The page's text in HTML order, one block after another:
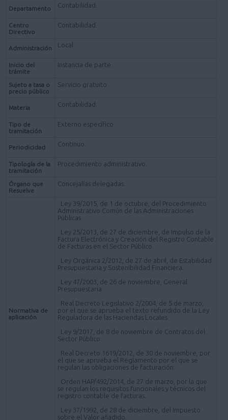
Departamento Contabilidad.
Centro
Directivo
Contabilidad.
Administración Local.
Inicio del
trámite
Instancia de parte.
Sujeto a tasa o
precio público
Servicio gratuito.
Materia Contabilidad.
Tipo de
tramitación
Externo específico.
Periodicidad Continuo.
Tipología de la
tramitación
Procedimiento administrativo.
Órgano que
Resuelve
Concejalías delegadas.
Normativa de
aplicación
· Ley 39/2015, de 1 de octubre, del Procedimiento
Administrativo Común de las Administraciones
Públicas.
· Ley 25/2013, de 27 de diciembre, de Impulso de la
Factura Electrónica y Creación del Registro Contable
de Facturas en el Sector Público.
· Ley Orgánica 2/2012, de 27 de abril, de Estabilidad
Presupuestaria y Sostenibilidad Financiera.
· Ley 47/2003, de 26 de noviembre, General
Presupuestaria.
· Real Decreto Legislativo 2/2004, de 5 de marzo,
por el que se aprueba el texto refundido de la Ley
Reguladora de las Haciendas Locales.
· Ley 9/2017, de 8 de noviembre de Contratos del
Sector Público.
· Real Decreto 1619/2012, de 30 de noviembre, por
el que se aprueba el Reglamento por el que se
regulan las obligaciones de facturación.
· Orden HAP/492/2014, de 27 de marzo, por la que
se regulan los requisitos funcionales y técnicos del
registro contable de facturas.
· Ley 37/1992, de 28 de diciembre, del Impuesto
sobre el Valor añadido.